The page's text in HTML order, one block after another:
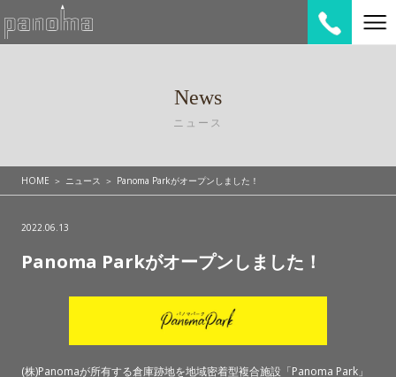
News
ニュース
HOME ニュース Panoma Parkがオープンしました！
2022.06.13
Panoma Parkがオープンしました！
(株)Panomaが所有する倉庫跡地を地域密着型複合施設「Panoma Park」